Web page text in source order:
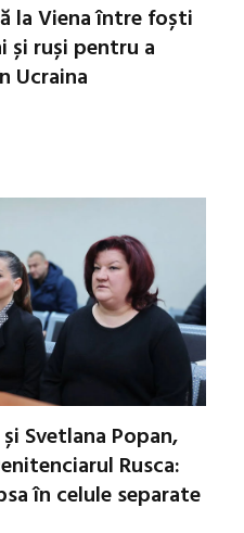
la Viena între foști
și ruși pentru a
Ucraina
Svetlana Popan,
Rusca:
în celule separate